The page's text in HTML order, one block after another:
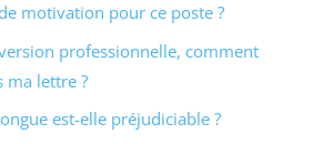
motivation pour ce poste ?
professionnelle, comment
ma lettre ?
est-elle préjudiciable ?